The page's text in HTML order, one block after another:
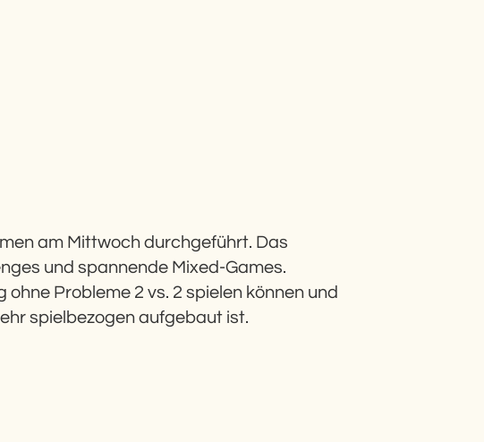
am Mittwoch durchgeführt. Das
und spannende Mixed-Games.
Probleme 2 vs. 2 spielen können und
spielbezogen aufgebaut ist.